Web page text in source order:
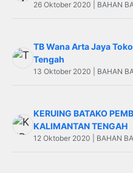
26 Oktober 2020 | BAHAN
TB Wana Arta Jaya
Tengah
13 Oktober 2020 | BAHAN
KERUING BATAKO
KALIMANTAN TENGAH
12 Oktober 2020 | BAHAN